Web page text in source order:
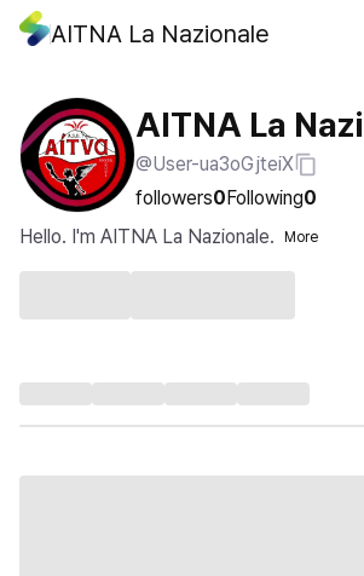
AITNA La Nazionale
AITNA La
@User-ua3oGjteiX
followers0Following0
Hello. I'm AITNA La Nazionale.
More